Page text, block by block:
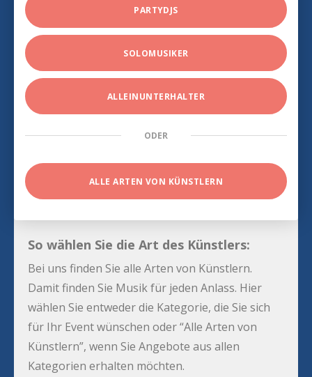
PARTYDJS
SOLOMUSIKER
ALLEINUNTERHALTER
ODER
ALLE ARTEN VON KÜNSTLERN
So wählen Sie die Art des Künstlers:
Bei uns finden Sie alle Arten von Künstlern.
Damit finden Sie Musik für jeden Anlass. Hier
wählen Sie entweder die Kategorie, die Sie sich
für Ihr Event wünschen oder “Alle Arten von
Künstlern”, wenn Sie Angebote aus allen
Kategorien erhalten möchten.